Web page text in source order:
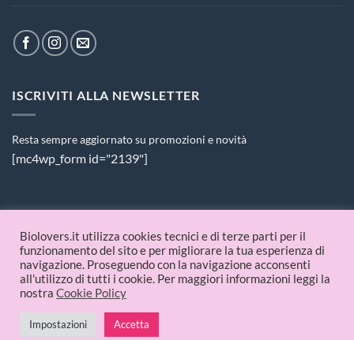
ISCRIVITI ALLA NEWSLETTER
Resta sempre aggiornato su promozioni e novità
[mc4wp_form id="2139"]
PAGAMENTI ACCETTATI
© 2026 Biolovers.it | P.IVA 09336481214
Biolovers.it utilizza cookies tecnici e di terze parti per il
funzionamento del sito e per migliorare la tua esperienza di
navigazione. Proseguendo con la navigazione acconsenti
all'utilizzo di tutti i cookie. Per maggiori informazioni leggi la
nostra Cookie Policy
Impostazioni Accetta